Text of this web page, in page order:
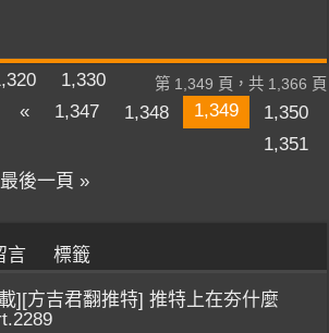
第 1,349 頁，共 1,366 頁
1,330
« 1,347 1,348 1,349
1,350
1,351
最後一頁 »
言 標籤
][方吉君翻推特] 推特上在夯什麼